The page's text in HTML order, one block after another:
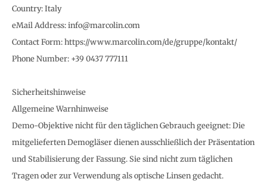
Country: Italy
eMail Address: info@marcolin.com
Contact Form: https://www.marcolin.com/de/gruppe/kontakt/
Phone Number: +39 0437 777111
Sicherheitshinweise
Allgemeine Warnhinweise
Demo-Objektive nicht für den täglichen Gebrauch geeignet: Die
mitgelieferten Demogläser dienen ausschließlich der Präsentation
und Stabilisierung der Fassung. Sie sind nicht zum täglichen
Tragen oder zur Verwendung als optische Linsen gedacht.